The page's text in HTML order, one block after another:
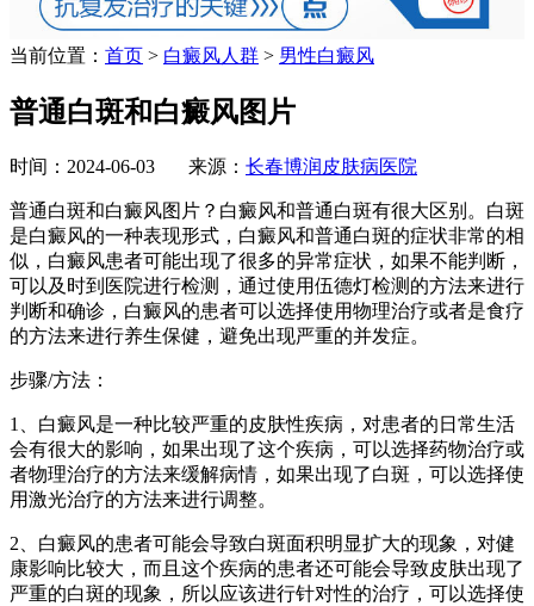
当前位置： 首页 > 白癜风人群 > 男性白癜风
普通白斑和白癜风图片
时间：2024-06-03 来源： 长春博润皮肤病医院
普通白斑和白癜风图片？白癜风和普通白斑有很大区别。白斑
是白癜风的一种表现形式，白癜风和普通白斑的症状非常的相
似，白癜风患者可能出现了很多的异常症状，如果不能判断，
可以及时到医院进行检测，通过使用伍德灯检测的方法来进行
判断和确诊，白癜风的患者可以选择使用物理治疗或者是食疗
的方法来进行养生保健，避免出现严重的并发症。
步骤/方法：
1、白癜风是一种比较严重的皮肤性疾病，对患者的日常生活
会有很大的影响，如果出现了这个疾病，可以选择药物治疗或
者物理治疗的方法来缓解病情，如果出现了白斑，可以选择使
用激光治疗的方法来进行调整。
2、白癜风的患者可能会导致白斑面积明显扩大的现象，对健
康影响比较大，而且这个疾病的患者还可能会导致皮肤出现了
严重的白斑的现象，所以应该进行针对性的治疗，可以选择使